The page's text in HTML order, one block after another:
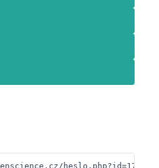
heslo.php?id=178